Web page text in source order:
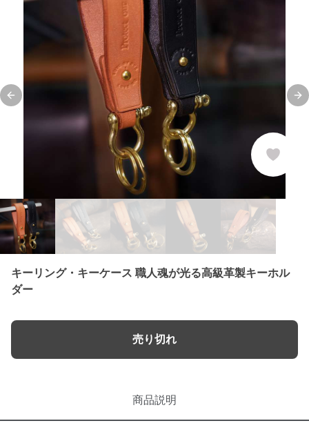
Previous slide
キーリング・キーケース 職人魂が光る高級革製キーホル
ダー
売り切れ
商品説明